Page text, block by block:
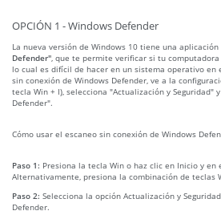
OPCIÓN 1 - Windows Defender
La nueva versión de Windows 10 tiene una
Defender" , que te permite verificar si tu
lo cual es difícil de hacer en un sistema operativo en
sin conexión de Windows Defender, ve a la
tecla Win + I), selecciona "Actualización y Seguridad"
Defender".
Cómo usar el escaneo sin conexión de Windows
Paso 1: Presiona la tecla Win o haz clic en Inicio y en
Alternativamente, presiona la combinación de teclas
Paso 2: Selecciona la opción Actualización y
Defender.